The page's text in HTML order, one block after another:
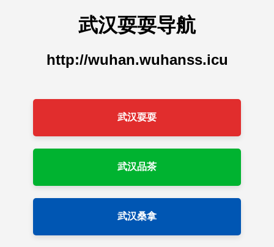
武汉耍耍导航
http://wuhan.wuhanss.icu
武汉耍耍
武汉品茶
武汉桑拿